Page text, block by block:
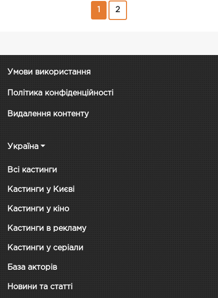
2
Умови використання
Політика конфіденційності
Видалення контенту
Україна
Всі кастинги
Кастинги у Києві
Кастинги у кіно
Кастинги в рекламу
Кастинги у серіали
База акторів
Новини та статті